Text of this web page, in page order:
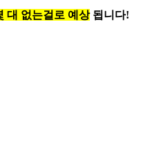
대 없는걸로 예상됩니다!